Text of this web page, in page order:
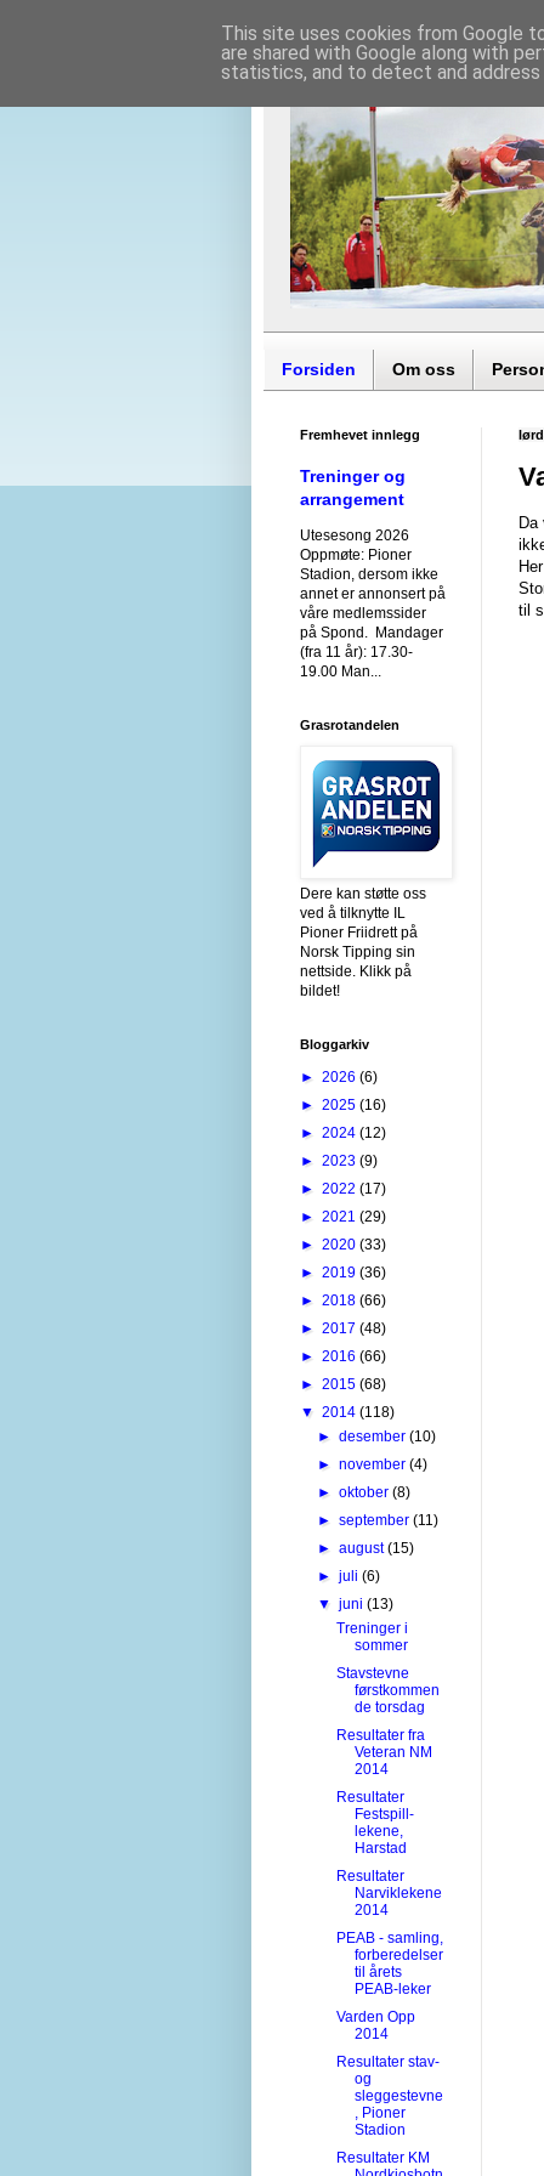
Forsiden Om oss
til
Fremhevet innlegg
Treninger og
arrangement
Utesesong 2026
Oppmøte: Pioner
Stadion, dersom ikke
annet er annonsert på
våre medlemssider
på Spond. Mandager
(fra 11 år): 17.30-
19.00 Man...
Grasrotandelen
Dere kan støtte oss
ved å tilknytte IL
Pioner Friidrett på
Norsk Tipping sin
nettside. Klikk på
bildet!
Bloggarkiv
► 2026 (6)
► 2025 (16)
► 2024 (12)
► 2023 (9)
► 2022 (17)
► 2021 (29)
► 2020 (33)
► 2019 (36)
► 2018 (66)
► 2017 (48)
► 2016 (66)
► 2015 (68)
▼ 2014 (118)
►desember(10)
►november(4)
►oktober(8)
►september(11)
►august(15)
►juli(6)
▼juni(13)
Treninger i
sommer
Stavstevne
førstkommen
de torsdag
Resultater fra
Veteran NM
2014
Resultater
Festspill-
lekene,
Harstad
Resultater
Narviklekene
2014
PEAB - samling,
forberedelser
til årets
PEAB-leker
Varden Opp
2014
Resultater stav-
og
sleggestevne
, Pioner
Stadion
Resultater KM
This site uses cookies from Google
are shared with Google along with
statistics, and to detect and address